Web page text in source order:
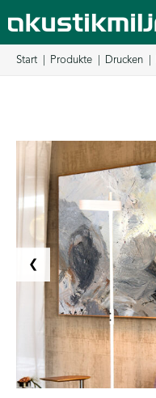
Inhalt
springen
Start Produkte Drucken
❮